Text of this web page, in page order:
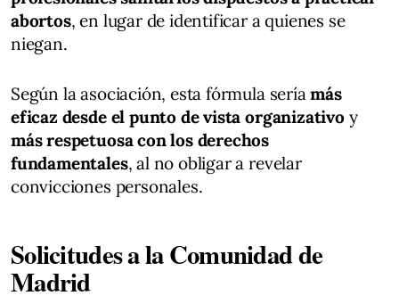
abortos, en lugar de identificar a quienes se
niegan.
Según la asociación, esta fórmula seríamás
eficaz desde el punto de vista organizativoy
más respetuosa con los derechos
fundamentales, al no obligar a revelar
convicciones personales.
Solicitudes a la Comunidad de
Madrid